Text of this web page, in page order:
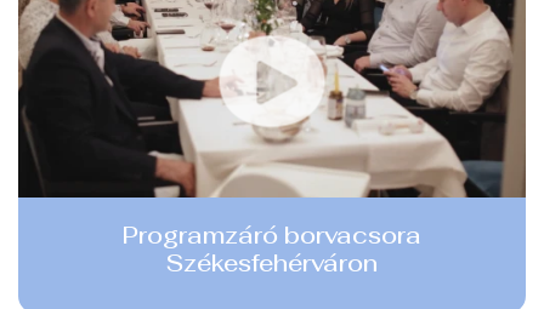
Programzáró borvacsora
Székesfehérváron